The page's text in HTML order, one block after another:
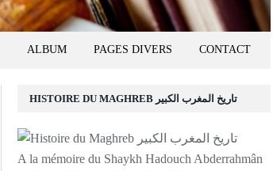
ALBUM PAGES DIVERS CONTACT
HISTOIRE DU MAGHREB تاريخ المغرب الكبير
A la mémoire du Shaykh Hadouch Abderrahmân